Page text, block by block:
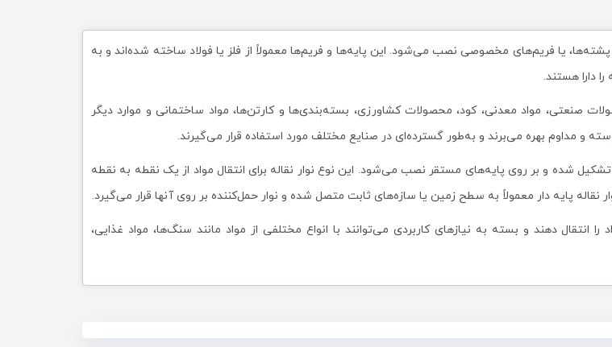
یا فریم‌های مخصوصی نصب می‌شود. این پایه‌ها و فریم‌ها معمولاً از فلز یا فولاد ساخته شده‌اند و به
دارا هستند.
صنعتی، مواد معدنی، کود، محصولات کشاورزی، بسته‌بندی‌ها و کارتن‌ها، مواد ساختمانی و موارد دیگر
و مداوم بهره می‌برند و به‌طور گسترده‌ای در صنایع مختلف مورد استفاده قرار می‌گیرند.
شده و بر روی پایه‌های مستقر نصب می‌شود. این نوع نوار نقاله برای انتقال مواد از یک نقطه به نقطه
نقاله پایه دار معمولاً به سطح زمین یا سازه‌های ثابت متصل شده و نوار حمل‌کننده بر روی آنها قرار می‌گیرد.
دهند و بسته به نیازهای کاربردی می‌توانند با انواع مختلفی از مواد مانند سنگ‌ها، مواد غذایی،